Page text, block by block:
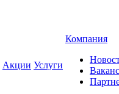
Акции Услуги
Компания